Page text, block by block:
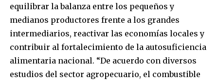
equilibrar la balanza entre los pequeños y
medianos productores frente a los grandes
intermediarios, reactivar las economías locales y
contribuir al fortalecimiento de la autosuficiencia
alimentaria nacional. “De acuerdo con diversos
estudios del sector agropecuario, el combustible